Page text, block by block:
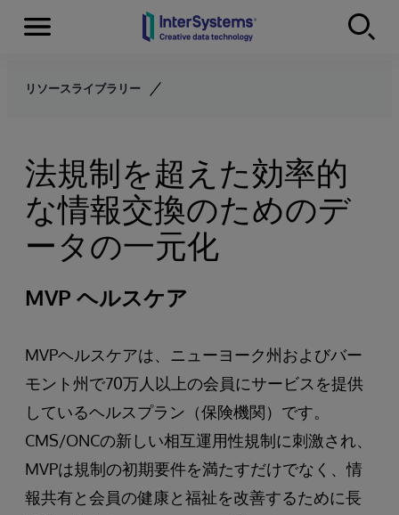
Skip to content
Menu
リソースライブラリー
法規制を超えた効率的
な情報交換のためのデ
ータの一元化
MVP ヘルスケア
MVPヘルスケアは、ニューヨーク州およびバー
モント州で70万人以上の会員にサービスを提供
しているヘルスプラン（保険機関）です。
CMS/ONCの新しい相互運用性規制に刺激され、
MVPは規制の初期要件を満たすだけでなく、情
報共有と会員の健康と福祉を改善するために長